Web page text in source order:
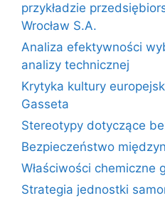
przykładzie
Wrocław S.A.
Analiza efektywności
analizy technicznej
Krytyka kultury
Gasseta
Stereotypy dotyczące
Bezpieczeństwo
Właściwości chemiczne
Strategia jednostki